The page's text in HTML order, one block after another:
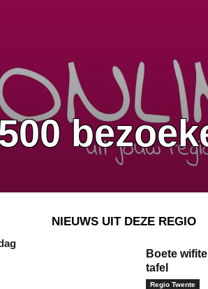
NIEUWS UIT DEZE REGIO
Boete
tafel
Regio Twente